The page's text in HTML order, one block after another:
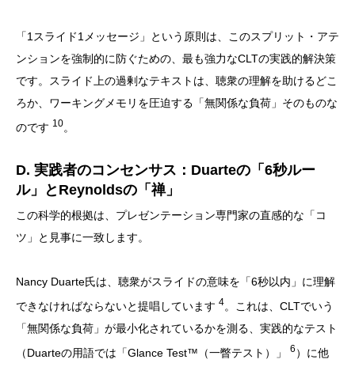
「1スライド1メッセージ」という原則は、このスプリット・アテ
ンションを強制的に防ぐための、最も強力なCLTの実践的解決策
です。スライド上の過剰なテキストは、聴衆の理解を助けるどこ
ろか、ワーキングメモリを圧迫する「無関係な負荷」そのものな
のです 10。
D. 実践者のコンセンサス：Duarteの「6秒ルー
ル」とReynoldsの「禅」
この科学的根拠は、プレゼンテーション専門家の直感的な「コ
ツ」と見事に一致します。
Nancy Duarte氏は、聴衆がスライドの意味を「6秒以内」に理解
できなければならないと提唱しています 4。これは、CLTでいう
「無関係な負荷」が最小化されているかを測る、実践的なテスト
（Duarteの用語では「Glance Test™（一瞥テスト）」
6 ）に他